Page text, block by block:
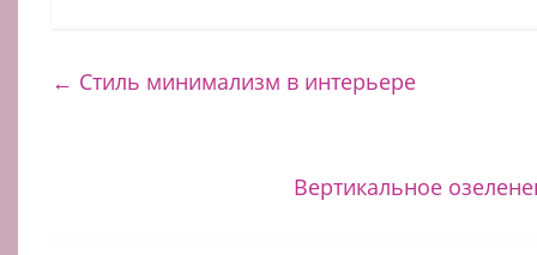
← Стиль минимализм в интерьере
Вертикальное